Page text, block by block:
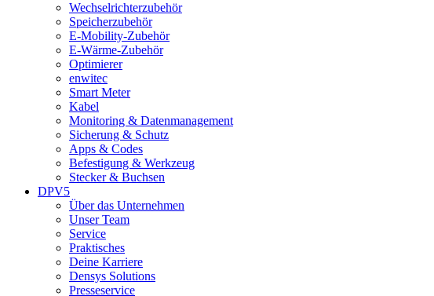
Wechselrichterzubehör
Speicherzubehör
E-Mobility-Zubehör
E-Wärme-Zubehör
Optimierer
enwitec
Smart Meter
Kabel
Monitoring & Datenmanagement
Sicherung & Schutz
Apps & Codes
Befestigung & Werkzeug
Stecker & Buchsen
DPV5
Über das Unternehmen
Unser Team
Service
Praktisches
Deine Karriere
Densys Solutions
Presseservice